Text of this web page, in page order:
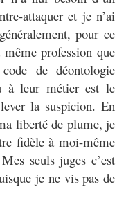
attaquer et je n’ai
pour ce
profession que
de déontologie
à leur métier est le
la suspicion. En
liberté de plume, je
fidèle à moi-même
seuls juges c’est
je ne vis pas de